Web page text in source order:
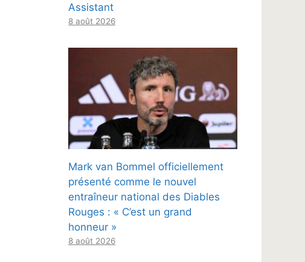
Assistant
8 août 2026
Mark van Bommel officiellement
présenté comme le nouvel
entraîneur national des Diables
Rouges : « C’est un grand
honneur »
8 août 2026